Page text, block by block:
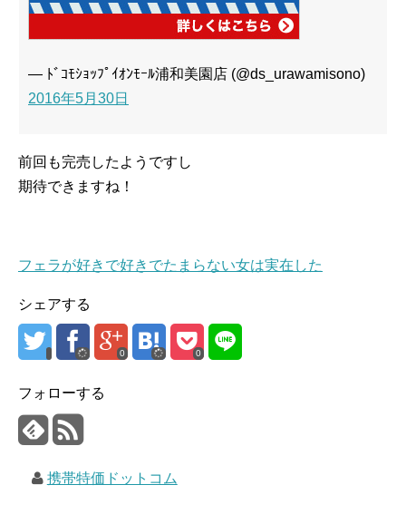
— ﾄﾞｺﾓｼｮｯﾌﾟｲｵﾝﾓｰﾙ浦和美園店 (@ds_urawamisono)
2016年5月30日
前回も完売したようですし
期待できますね！
フェラが好きで好きでたまらない女は実在した
シェアする
0 0
フォローする
携帯特価ドットコム